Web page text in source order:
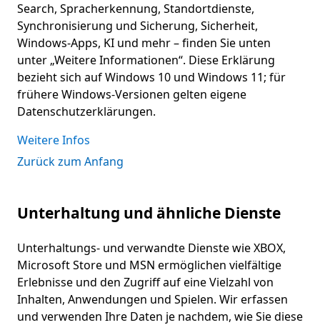
Search, Spracherkennung, Standortdienste,
Synchronisierung und Sicherung, Sicherheit,
Windows-Apps, KI und mehr – finden Sie unten
unter „Weitere Informationen“. Diese Erklärung
bezieht sich auf Windows 10 und Windows 11; für
frühere Windows-Versionen gelten eigene
Datenschutzerklärungen.
Weitere Infos
Zurück zum Anfang
Unterhaltung und ähnliche Dienste
Unterhaltungs- und verwandte Dienste wie XBOX,
Microsoft Store und MSN ermöglichen vielfältige
Erlebnisse und den Zugriff auf eine Vielzahl von
Inhalten, Anwendungen und Spielen. Wir erfassen
und verwenden Ihre Daten je nachdem, wie Sie diese